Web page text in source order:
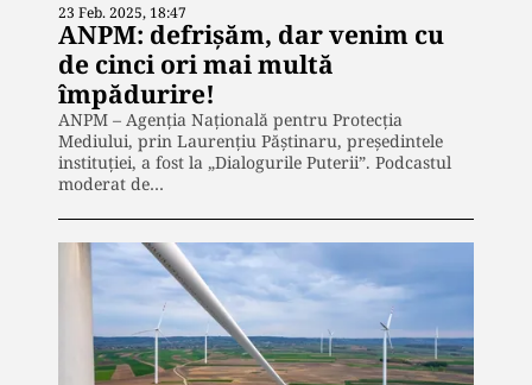
23 Feb. 2025, 18:47
ANPM: defrișăm, dar venim cu
de cinci ori mai multă
împădurire!
ANPM – Agenția Națională pentru Protecția
Mediului, prin Laurențiu Păștinaru, președintele
instituției, a fost la „Dialogurile Puterii”. Podcastul
moderat de…